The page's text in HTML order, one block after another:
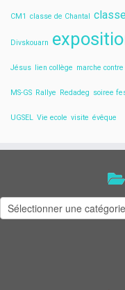
CM1 classe de Chantal
Divskouarn
Jésus lien collège marche
MS-GS Rallye Redadeg soiree
UGSEL Vie ecole visite évêque
Catégories